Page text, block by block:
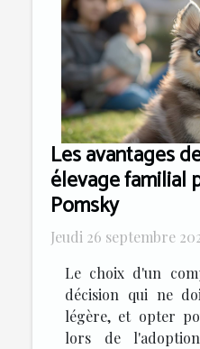
Les avantages
élevage familial
Pomsky
Jeudi 26 septembre
Le choix d'un
décision qui ne
légère, et opter
lors de